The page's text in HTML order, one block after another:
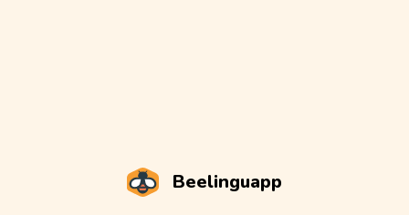
Beelinguapp